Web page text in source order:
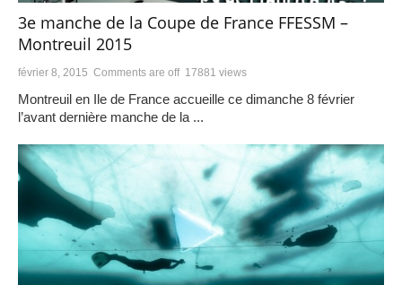
3e manche de la Coupe de France FFESSM –
Montreuil 2015
février 8, 2015 Comments are off 17881 views
Montreuil en Ile de France accueille ce dimanche 8 février
l’avant dernière manche de la ...